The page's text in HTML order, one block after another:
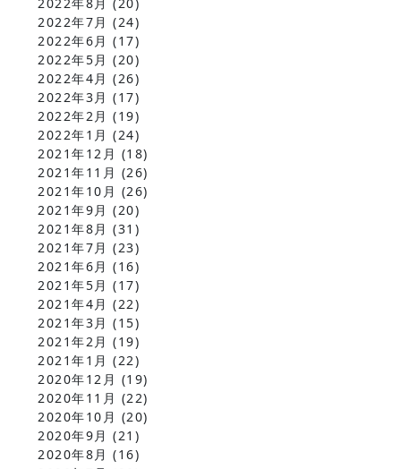
2022年7月 (24)
2022年6月 (17)
2022年5月 (20)
2022年4月 (26)
2022年3月 (17)
2022年2月 (19)
2022年1月 (24)
2021年12月 (18)
2021年11月 (26)
2021年10月 (26)
2021年9月 (20)
2021年8月 (31)
2021年7月 (23)
2021年6月 (16)
2021年5月 (17)
2021年4月 (22)
2021年3月 (15)
2021年2月 (19)
2021年1月 (22)
2020年12月 (19)
2020年11月 (22)
2020年10月 (20)
2020年9月 (21)
2020年8月 (16)